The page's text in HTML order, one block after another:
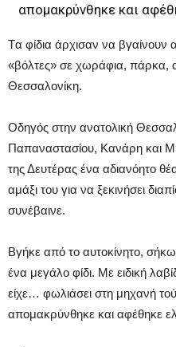
απομακρύνθηκε και
Tα φίδια άρχισαν να βγαίνουν
«βόλτες» σε χωράφια, πάρκα,
Θεσσαλονίκη.
Οδηγός στην ανατολική
Παπαναστασίου, Κανάρη και
της Δευτέρας ένα αδιανόητο
αμάξι του για να ξεκινήσει
συνέβαινε.
Βγήκε από το αυτοκίνητο,
ένα μεγάλο φίδι. Με ειδική
είχε… φωλιάσει στη μηχανή
απομακρύνθηκε και αφέθηκε